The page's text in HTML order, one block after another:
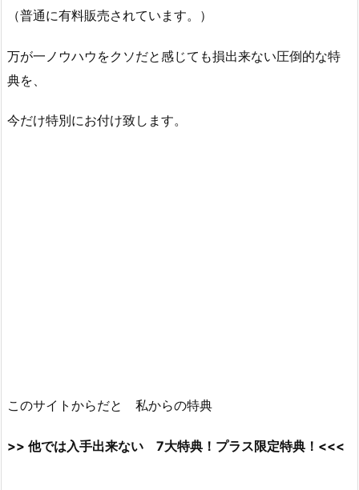
（普通に有料販売されています。）
万が一ノウハウをクソだと感じても損出来ない圧倒的な特
典を、
今だけ特別にお付け致します。
このサイトからだと 私からの特典
>> 他では入手出来ない 7大特典！プラス限定特典！<<<